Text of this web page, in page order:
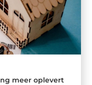
meer oplevert